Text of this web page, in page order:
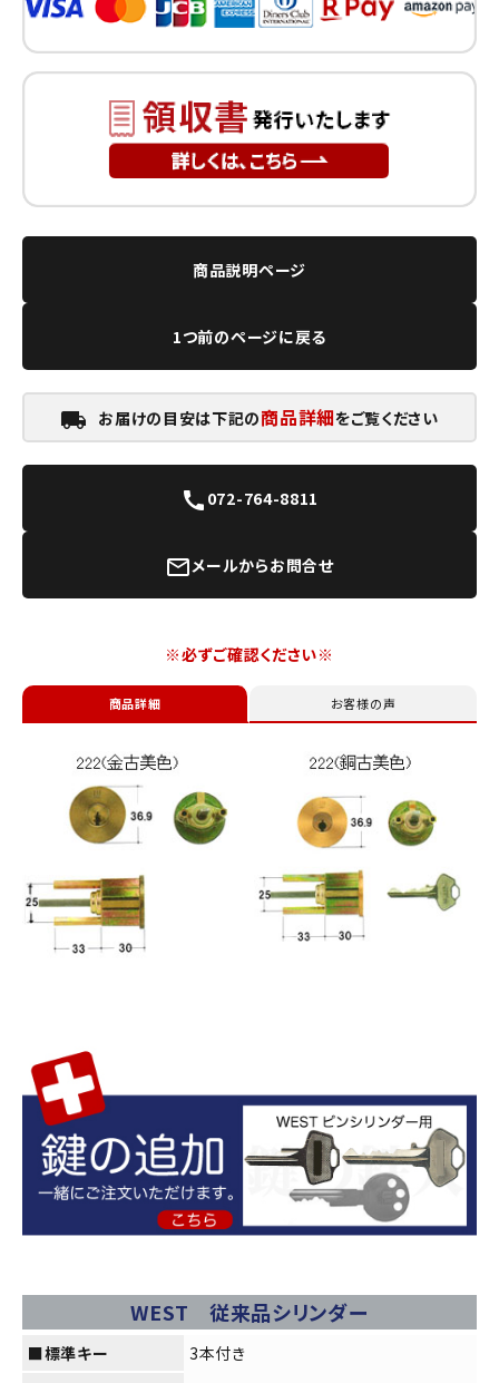
商品説明ページ
1つ前のページに戻る
local_shipping お届けの目安は下記の商品詳細をご覧ください
call 072-764-8811
mail_outlineメールからお問合せ
※必ずご確認ください※
商品詳細 お客様の声
WEST 従来品シリンダー
■標準キー
3本付き